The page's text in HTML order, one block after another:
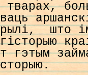
тварах,
што
гэтым